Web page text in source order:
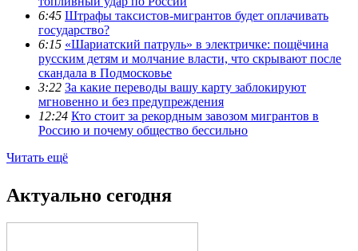
6:45 Штрафы таксистов-мигрантов будет оплачивать
государство?
6:15 «Шариатский патруль» в электричке: пощёчина
русским детям и молчание власти, что скрывают после
скандала в Подмосковье
3:22 За какие переводы вашу карту заблокируют
мгновенно и без предупреждения
12:24 Кто стоит за рекордным завозом мигрантов в
Россию и почему общество бессильно
Читать ещё
Актуально сегодня